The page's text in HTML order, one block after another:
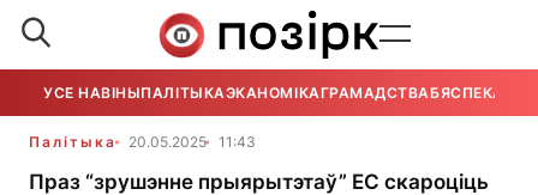
УСЕ НАВІНЫПАЛІТЫКАЭКАНОМІКАГРАМАДСТВАБЯСПЕКА
Палітыка 20.05.2025 11:43
Праз “зрушэнне прыярытэтаў” ЕС скароціць